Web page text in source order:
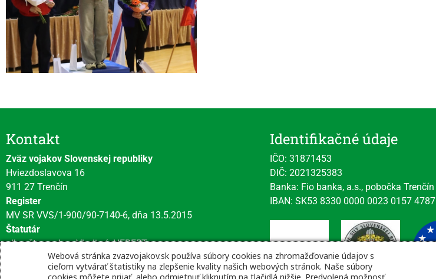
Kontakt
Zväz vojakov Slovenskej republiky
Hviezdoslavova 16
911 27 Trenčín
Register
MV SR VVS/1-900/90-7140-6, dňa 13.5.2015
Štatutár
plk. gšt. v. v. Ing. Vladimír HEBERT
Identifikačné údaje
IČO: 31871453
DIČ: 2021325383
Banka: Fio banka, a.s., pobočka Trenčín
IBAN: SK53 8330 0000 0023 0157 4787
Webová stránka zvazvojakov.sk používa súbory cookies na zhromažďovanie údajov s
cieľom vytvárať štatistiky na zlepšenie kvality našich webových stránok. Naše súbory